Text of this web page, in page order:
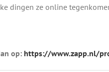
dingen ze online
op: https://www.zapp.nl/